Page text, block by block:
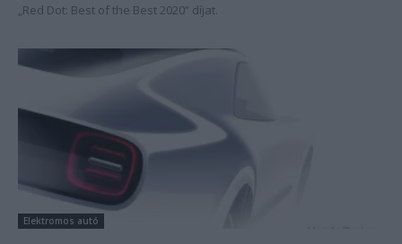
„Red Dot: Best of the Best 2020” díjat.
Elektromos autó